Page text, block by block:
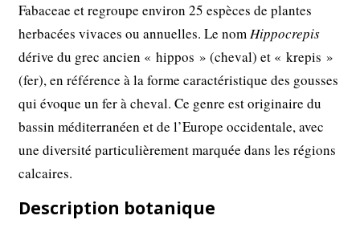
Fabaceae et regroupe environ 25 espèces de plantes
herbacées vivaces ou annuelles. Le nomHippocrepis
dérive du grec ancien « hippos » (cheval) et « krepis »
(fer), en référence à la forme caractéristique des gousses
qui évoque un fer à cheval. Ce genre est originaire du
bassin méditerranéen et de l’Europe occidentale, avec
une diversité particulièrement marquée dans les régions
calcaires.
Description botanique